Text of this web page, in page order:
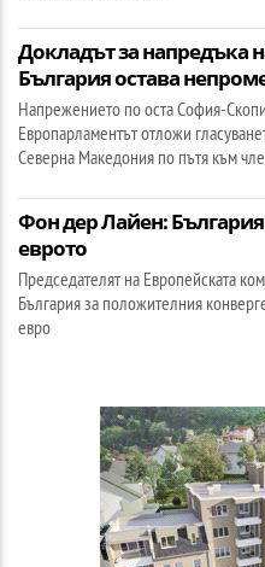
Докладът за напредъка
България остава
Напрежението по оста София-
Европарламентът отложи
Северна Македония по пътя към чле
Фон дер Лайен:
еврото
Председателят на Европейската
България за положителния
евро